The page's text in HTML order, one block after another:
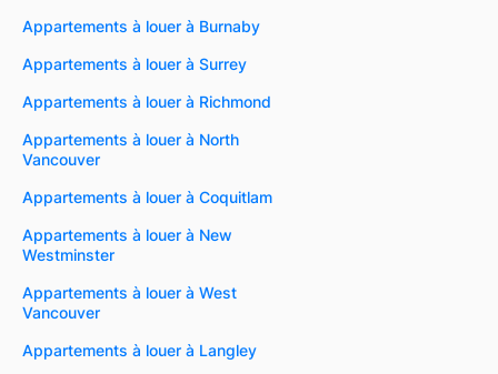
Appartements à louer à Burnaby
Appartements à louer à Surrey
Appartements à louer à Richmond
Appartements à louer à North
Vancouver
Appartements à louer à Coquitlam
Appartements à louer à New
Westminster
Appartements à louer à West
Vancouver
Appartements à louer à Langley